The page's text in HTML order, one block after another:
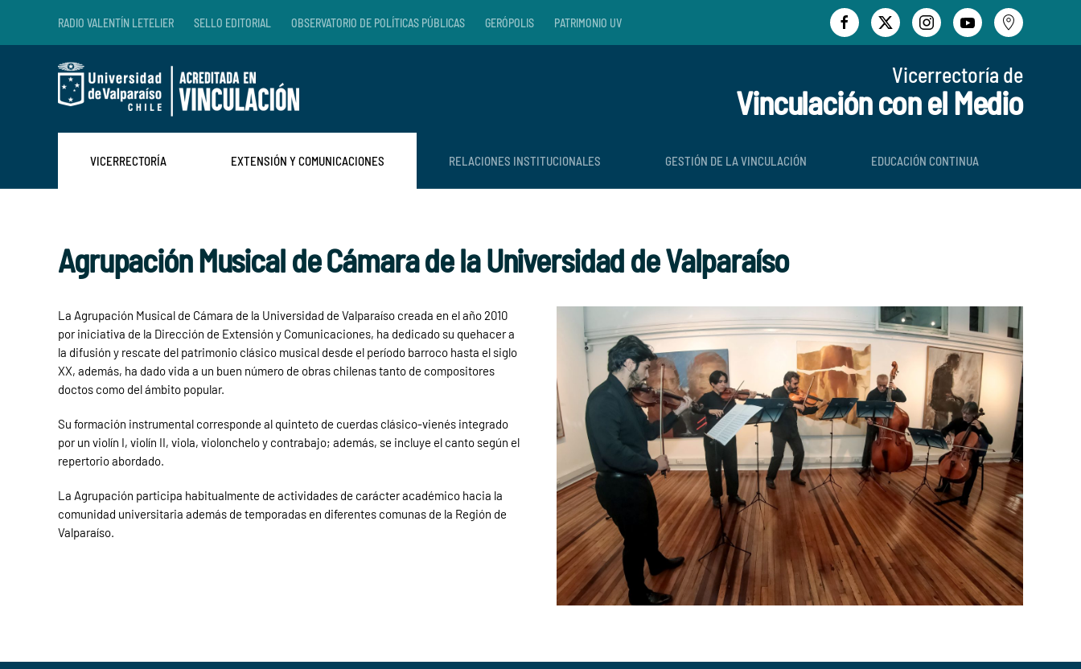
Skip to main content
RADIO VALENTÍN LETELIER SELLO EDITORIAL OBSERVATORIO DE POLÍTICAS PÚBLICAS GERÓPOLIS PATRIMONIO UV
Vicerrectoría de
Vinculación con el Medio
VICERRECTORÍA EXTENSIÓN Y COMUNICACIONES RELACIONES INSTITUCIONALES GESTIÓN DE LA VINCULACIÓN EDUCACIÓN CONTINUA
Agrupación Musical de Cámara de la Universidad de Valparaíso
La Agrupación Musical de Cámara de la Universidad de Valparaíso creada en el año 2010
por iniciativa de la Dirección de Extensión y Comunicaciones, ha dedicado su quehacer a
la difusión y rescate del patrimonio clásico musical desde el período barroco hasta el siglo
XX, además, ha dado vida a un buen número de obras chilenas tanto de compositores
doctos como del ámbito popular.
Su formación instrumental corresponde al quinteto de cuerdas clásico-vienés integrado
por un violín I, violín II, viola, violonchelo y contrabajo; además, se incluye el canto según el
repertorio abordado.
La Agrupación participa habitualmente de actividades de carácter académico hacia la
comunidad universitaria además de temporadas en diferentes comunas de la Región de
Valparaíso.